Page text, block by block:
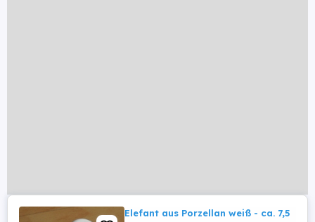
Elefant aus Porzellan weiß - ca. 7,5